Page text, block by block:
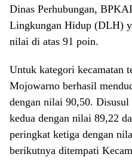
Dinas Perhubungan,
Lingkungan Hidup (DLH)
nilai di atas 91 poin.
Untuk kategori kecamatan
Mojowarno berhasil
dengan nilai 90,50.
kedua dengan nilai 89,22
peringkat ketiga dengan
berikutnya ditempati